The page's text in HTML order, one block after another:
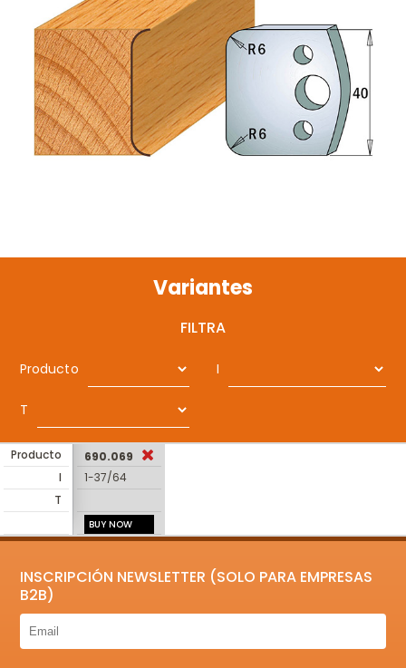
Variantes
FILTRA
Producto I
T
Producto
I
T
690.069
1-37/64
BUY NOW
INSCRIPCIÓN NEWSLETTER (SOLO PARA EMPRESAS
B2B)